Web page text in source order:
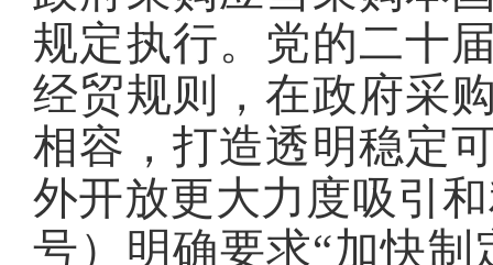
规定执行。党的二十
经贸规则，在政府采
相容，打造透明稳定
外开放更大力度吸引
号）明确要求“加快